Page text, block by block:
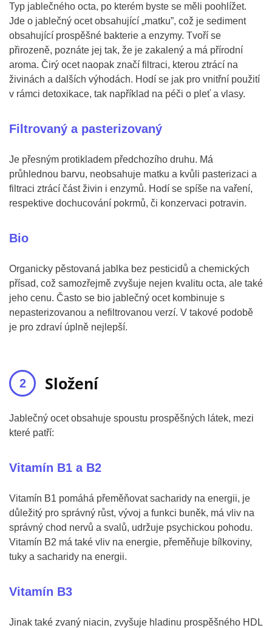
Typ jablečného octa, po kterém byste se měli poohlížet.
Jde o jablečný ocet obsahující „matku”, což je sediment
obsahující prospěšné bakterie a enzymy. Tvoří se
přirozeně, poznáte jej tak, že je zakalený a má přírodní
aroma. Čirý ocet naopak značí filtraci, kterou ztrácí na
živinách a dalších výhodách. Hodí se jak pro vnitřní použití
v rámci detoxikace, tak například na péči o pleť a vlasy.
Filtrovaný a pasterizovaný
Je přesným protikladem předchozího druhu. Má
průhlednou barvu, neobsahuje matku a kvůli pasterizaci a
filtraci ztrácí část živin i enzymů. Hodí se spíše na vaření,
respektive dochucování pokrmů, či konzervaci potravin.
Bio
Organicky pěstovaná jablka bez pesticidů a chemických
přísad, což samozřejmě zvyšuje nejen kvalitu octa, ale také
jeho cenu. Často se bio jablečný ocet kombinuje s
nepasterizovanou a nefiltrovanou verzí. V takové podobě
je pro zdraví úplně nejlepší.
Složení
Jablečný ocet obsahuje spoustu prospěšných látek, mezi
které patří:
Vitamín B1 a B2
Vitamín B1 pomáhá přeměňovat sacharidy na energii, je
důležitý pro správný růst, vývoj a funkci buněk, má vliv na
správný chod nervů a svalů, udržuje psychickou pohodu.
Vitamín B2 má také vliv na energie, přeměňuje bílkoviny,
tuky a sacharidy na energii.
Vitamín B3
Jinak také zvaný niacin, zvyšuje hladinu prospěšného HDL